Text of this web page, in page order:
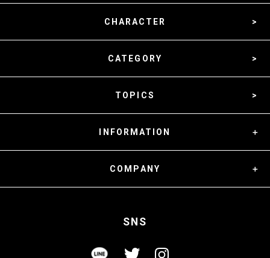
CHARACTER
CATEGORY
TOPICS
INFORMATION
COMPANY
SNS